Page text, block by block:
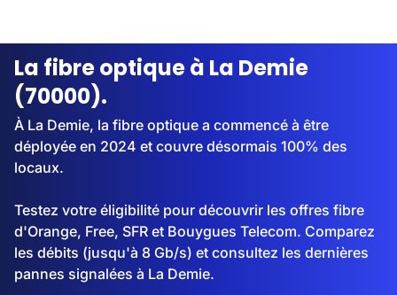
Streaming
La fibre optique à La Demie
(70000).
À La Demie, la fibre optique a commencé à être
déployée en 2024 et couvre désormais 100% des
locaux.
Testez votre éligibilité pour découvrir les offres fibre
d'Orange, Free, SFR et Bouygues Telecom. Comparez
les débits (jusqu'à 8 Gb/s) et consultez les dernières
pannes signalées à La Demie.